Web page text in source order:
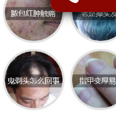
统异常引发的皮肤病
现红色或苍白色的风
持续数小时或数天，
者的日常生活。
症状与痛苦：荨麻疹
荨麻疹的症状不仅仅